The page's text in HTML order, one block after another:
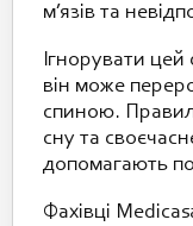
м’язів та
Ігнорувати
він може
спиною.
сну та
допомагають
Фахівці